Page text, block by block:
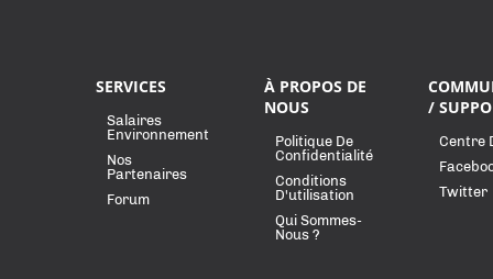
SERVICES
Salaires
Environnement
Nos
Partenaires
Forum
À PROPOS DE
NOUS
Politique De
Confidentialité
Conditions
D'utilisation
Qui Sommes-
Nous ?
/
Centre
Twitter